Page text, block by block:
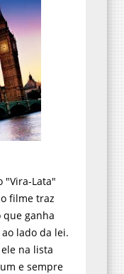
"Vira-Lata"
filme traz
ganha
lado da lei.
na lista
e sempre